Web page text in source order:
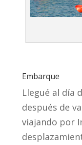
Embarque
Llegué al día
después de
viajando por